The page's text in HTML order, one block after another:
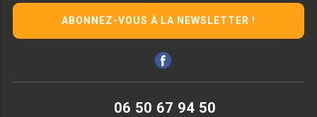
PRÉSENTOIR DE VENTE
VITRINE À PÂTISSERIE
ABONNEZ-VOUS À LA NEWSLETTER !
06 50 67 94 50